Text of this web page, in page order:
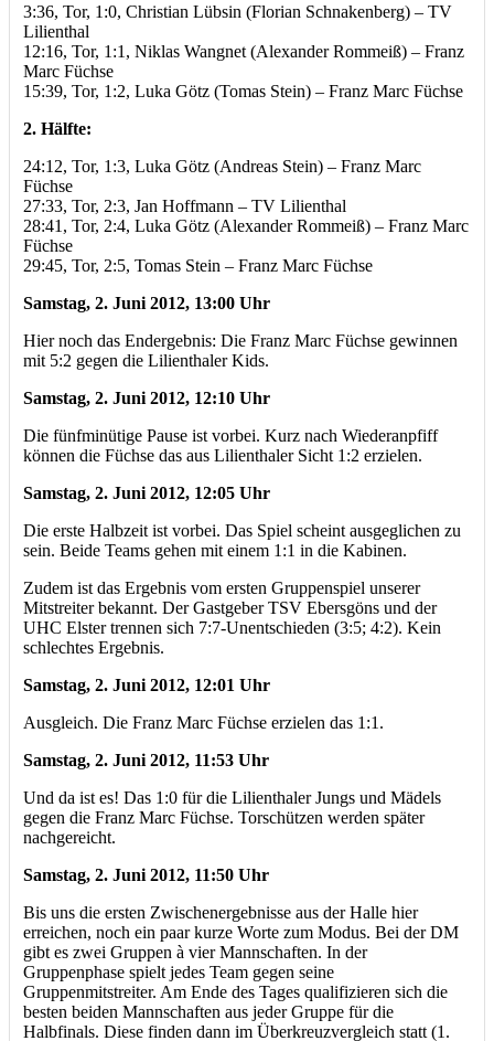
3:36, Tor, 1:0, Christian Lübsin (Florian Schnakenberg) – TV
Lilienthal
12:16, Tor, 1:1, Niklas Wangnet (Alexander Rommeiß) – Franz
Marc Füchse
15:39, Tor, 1:2, Luka Götz (Tomas Stein) – Franz Marc Füchse
2. Hälfte:
24:12, Tor, 1:3, Luka Götz (Andreas Stein) – Franz Marc
Füchse
27:33, Tor, 2:3, Jan Hoffmann – TV Lilienthal
28:41, Tor, 2:4, Luka Götz (Alexander Rommeiß) – Franz Marc
Füchse
29:45, Tor, 2:5, Tomas Stein – Franz Marc Füchse
Samstag, 2. Juni 2012, 13:00 Uhr
Hier noch das Endergebnis: Die Franz Marc Füchse gewinnen
mit 5:2 gegen die Lilienthaler Kids.
Samstag, 2. Juni 2012, 12:10 Uhr
Die fünfminütige Pause ist vorbei. Kurz nach Wiederanpfiff
können die Füchse das aus Lilienthaler Sicht 1:2 erzielen.
Samstag, 2. Juni 2012, 12:05 Uhr
Die erste Halbzeit ist vorbei. Das Spiel scheint ausgeglichen zu
sein. Beide Teams gehen mit einem 1:1 in die Kabinen.
Zudem ist das Ergebnis vom ersten Gruppenspiel unserer
Mitstreiter bekannt. Der Gastgeber TSV Ebersgöns und der
UHC Elster trennen sich 7:7-Unentschieden (3:5; 4:2). Kein
schlechtes Ergebnis.
Samstag, 2. Juni 2012, 12:01 Uhr
Ausgleich. Die Franz Marc Füchse erzielen das 1:1.
Samstag, 2. Juni 2012, 11:53 Uhr
Und da ist es! Das 1:0 für die Lilienthaler Jungs und Mädels
gegen die Franz Marc Füchse. Torschützen werden später
nachgereicht.
Samstag, 2. Juni 2012, 11:50 Uhr
Bis uns die ersten Zwischenergebnisse aus der Halle hier
erreichen, noch ein paar kurze Worte zum Modus. Bei der DM
gibt es zwei Gruppen à vier Mannschaften. In der
Gruppenphase spielt jedes Team gegen seine
Gruppenmitstreiter. Am Ende des Tages qualifizieren sich die
besten beiden Mannschaften aus jeder Gruppe für die
Halbfinals. Diese finden dann im Überkreuzvergleich statt (1.